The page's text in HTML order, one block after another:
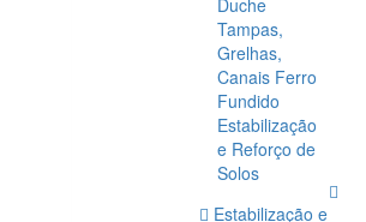
Duche
Tampas,
Grelhas,
Canais Ferro
Fundido
Estabilização
e Reforço de
Solos
Estabilização e